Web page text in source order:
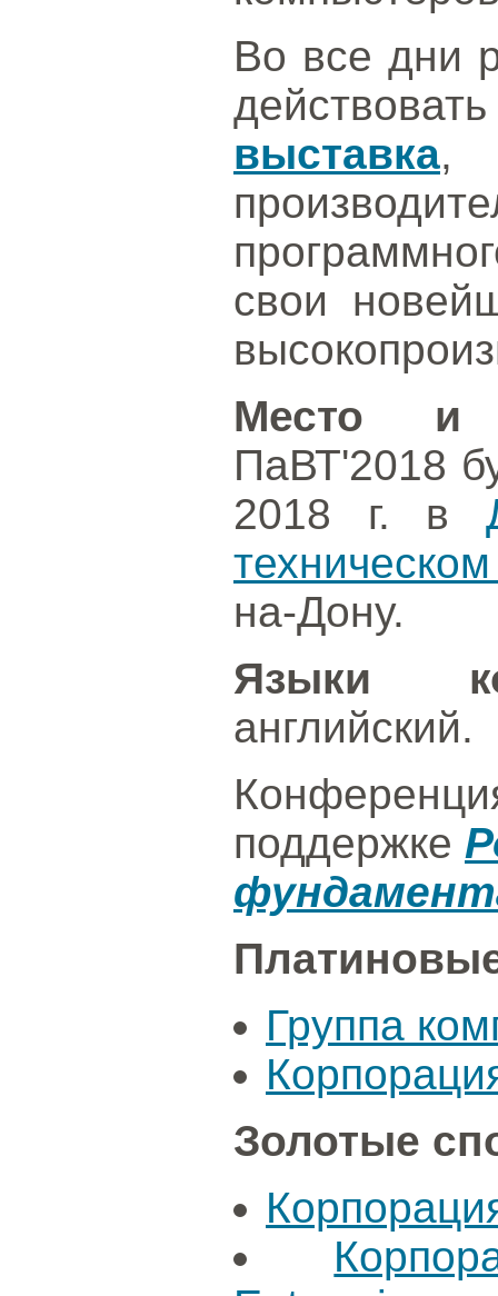
Во все дни
выставка,
свои
Место и
ПаВТ'2018
2018 г. в
на-Дону.
Языки
английский.
поддержке
Группа
Золотые